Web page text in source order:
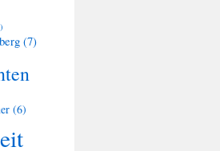
(7)
(6)